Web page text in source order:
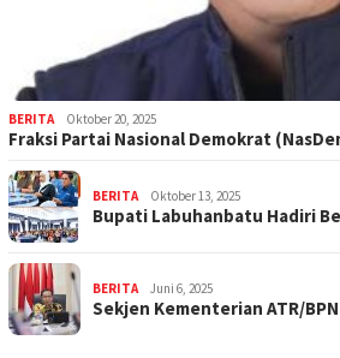
BERITA Oktober 20, 2025
Fraksi Partai Nasional Demokrat
BERITA Oktober 13, 2025
Bupati Labuhanbatu Hadiri
BERITA Juni 6, 2025
Sekjen Kementerian ATR/